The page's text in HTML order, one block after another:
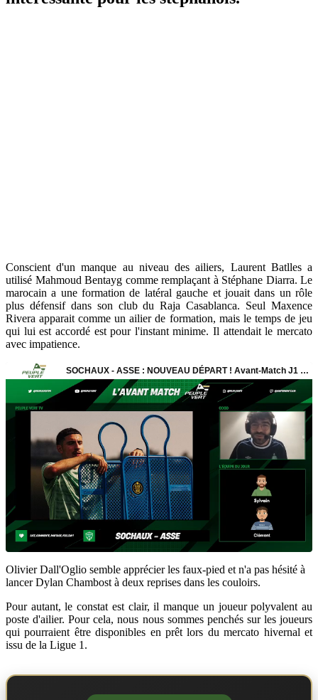
Conscient d'un manque au niveau des ailiers, Laurent Batlles a
utilisé Mahmoud Bentayg comme remplaçant à Stéphane Diarra. Le
marocain a une formation de latéral gauche et jouait dans un rôle
plus défensif dans son club du Raja Casablanca. Seul Maxence
Rivera apparait comme un ailier de formation, mais le temps de jeu
qui lui est accordé est pour l'instant minime. Il attendait le mercato
avec impatience.
Olivier Dall'Oglio semble apprécier les faux-pied et n'a pas hésité à
lancer Dylan Chambost à deux reprises dans les couloirs.
Pour autant, le constat est clair, il manque un joueur polyvalent au
poste d'ailier. Pour cela, nous nous sommes penchés sur les joueurs
qui pourraient être disponibles en prêt lors du mercato hivernal et
issu de la Ligue 1.